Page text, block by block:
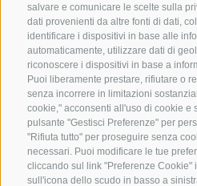
salvare e comunicare le scelte sulla
dati provenienti da altre fonti di dati,
identificare i dispositivi in base alle
automaticamente, utilizzare dati di
riconoscere i dispositivi in base a
Puoi liberamente prestare, rifiutare o
senza incorrere in limitazioni
cookie," acconsenti all'uso di cookie e
pulsante "Gestisci Preferenze" per
"Rifiuta tutto" per proseguire senza
necessari. Puoi modificare le tue
cliccando sul link "Preferenze Cookie"
sull'icona dello scudo in basso a
Rimani aggiornato